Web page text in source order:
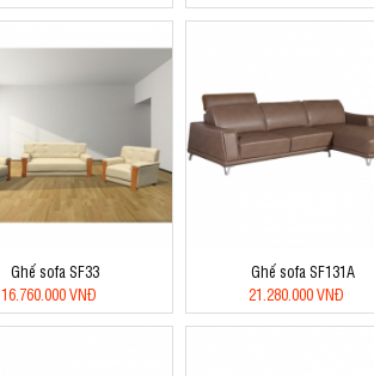
Ghế sofa SF33
16.760.000 VNĐ
Ghế sofa SF131A
21.280.000 VNĐ